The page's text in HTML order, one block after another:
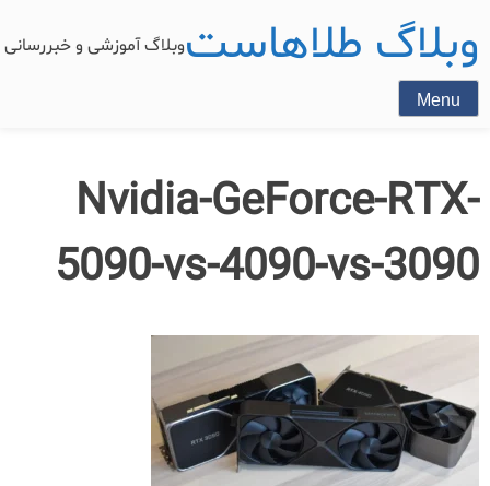
وبلاگ طلاهاستوبلاگ آموزشی و
Menu
Nvidia-GeForce-RTX-
5090-vs-4090-vs-3090